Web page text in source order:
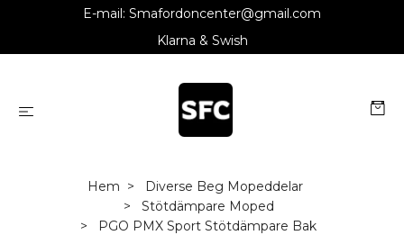
E-mail: Smafordoncenter@gmail.com
Klarna & Swish
Hem
Diverse Beg Mopeddelar
Stötdämpare Moped
PGO PMX Sport Stötdämpare Bak